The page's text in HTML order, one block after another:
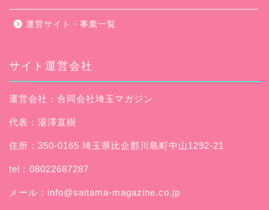
運営サイト・事業一覧
サイト運営会社
運営会社：合同会社埼玉マガジン
代表：湯澤直樹
住所：350-0165 埼玉県比企郡川島町中山1292-21
tel：08022687287
メール： info@saitama-magazine.co.jp